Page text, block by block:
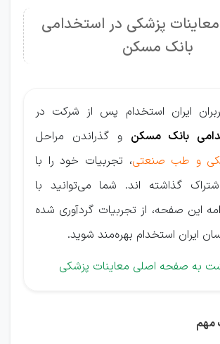
پزشکی در استخدامی
بانک مسکن
ایران استخدام پس از شرکت در
بانک مسکن و گذراندن مراحل
و طب صنعتی، تجربیات خود را با
گذاشته اند. شما می‌توانید با
این صفحه، از تجربیات گردآوری شده
ایران استخدام بهره‌مند شوید.
به صفحه اصلی معاینات پزشکی
مهم